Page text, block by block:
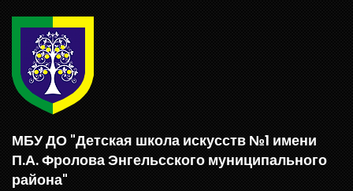
МБУ ДО "Детская школа искусств №1 имени
П.А. Фролова Энгельсского муниципального
района"